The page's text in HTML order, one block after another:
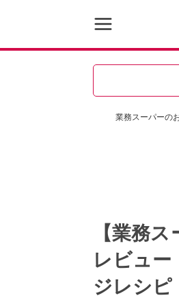
業務スーパーの
【業務
レビュ
ジレシピ